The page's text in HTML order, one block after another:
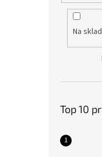
Na
Top 10